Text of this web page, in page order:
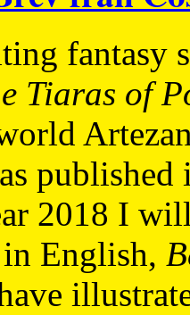
fantasy
Tiaras of
published
2018 I
English,